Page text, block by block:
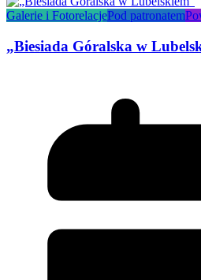
Galerie i FotorelacjePod patronatem
„Biesiada Góralska w